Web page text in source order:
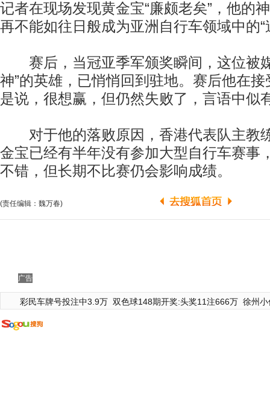
记者在现场发现黄金宝“廉颇老矣”，他的
再不能如往日般成为亚洲自行车领域中的“
赛后，当冠亚季军颁奖瞬间，这位被
神”的英雄，已悄悄回到驻地。赛后他在
是说，很想赢，但仍然失败了，言语中似
对于他的落败原因，香港代表队主教
金宝已经有半年没有参加大型自行车赛事
不错，但长期不比赛仍会影响成绩。
(责任编辑：魏万春)
广告
彩民车牌号投注中3.9万 双色球148期开奖:头奖11注666万 徐州